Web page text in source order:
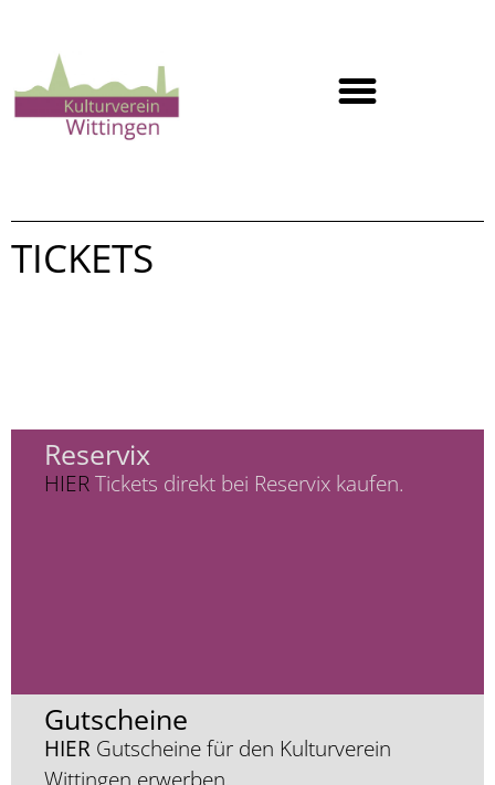
TICKETS
Reservix
HIERTickets direkt bei Reservix kaufen.
Gutscheine
HIER Gutscheine für den Kulturverein